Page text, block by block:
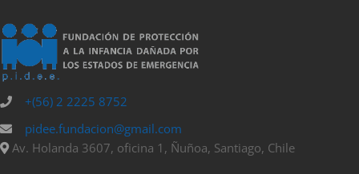
+(56) 2 2225 8752
pidee.fundacion@gmail.com
Av. Holanda 3607, oficina 1, Ñuñoa, Santiago, Chile